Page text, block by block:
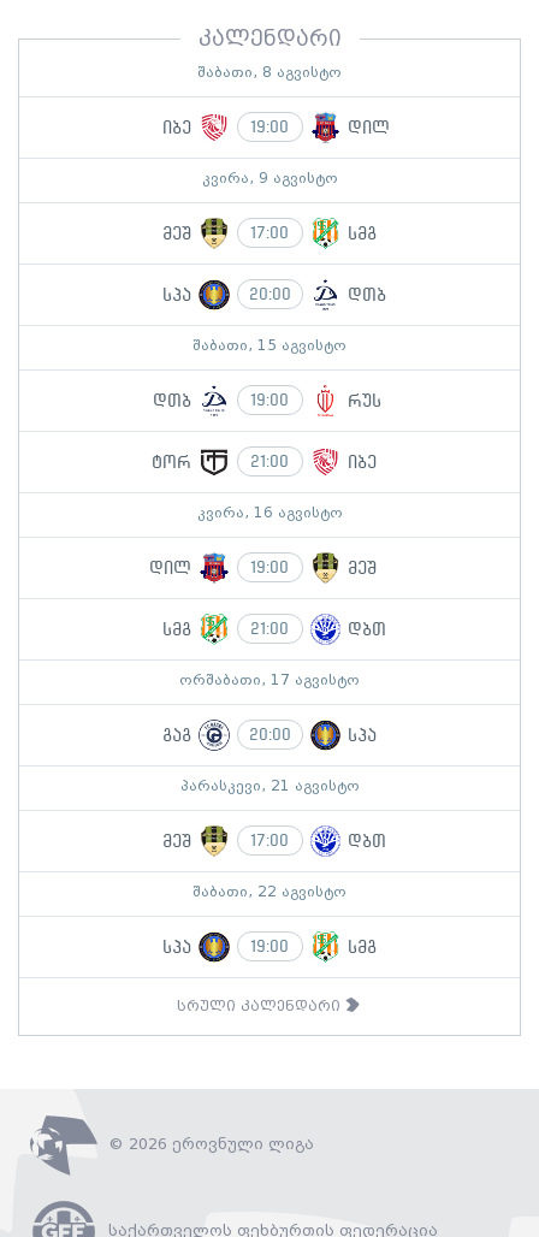
კალენდარი
შაბათი, 8 აგვისტო
იბე 19:00 დილ
კვირა, 9 აგვისტო
მეშ 17:00 სმგ
სპა 20:00 დთბ
შაბათი, 15 აგვისტო
დთბ 19:00 რუს
ტორ 21:00 იბე
კვირა, 16 აგვისტო
დილ 19:00 მეშ
სმგ 21:00 დბთ
ორშაბათი, 17 აგვისტო
გაგ 20:00 სპა
პარასკევი, 21 აგვისტო
მეშ 17:00 დბთ
შაბათი, 22 აგვისტო
სპა 19:00 სმგ
სრული კალენდარი
© 2026 ეროვნული ლიგა
საქართველოს ფეხბურთის ფედერაცია